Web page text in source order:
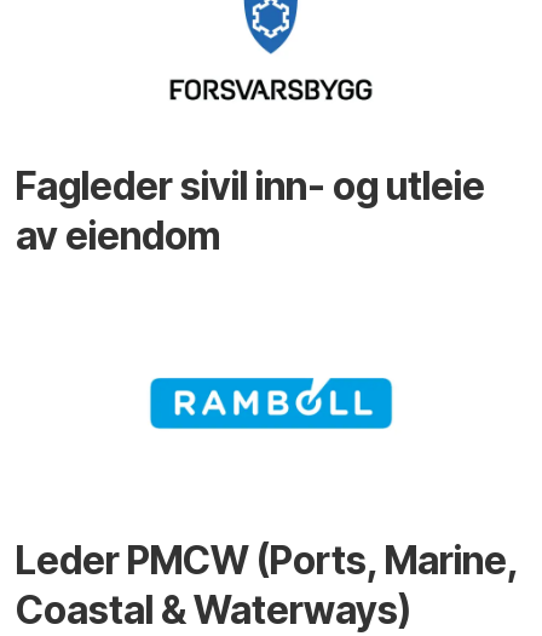
Fagleder sivil inn- og utleie
av eiendom
Leder PMCW (Ports, Marine,
Coastal & Waterways)